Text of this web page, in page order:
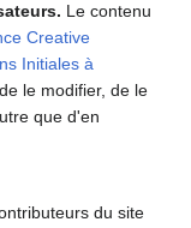
Le contenu
Creative
Initiales à
le modifier, de le
que d'en
du site